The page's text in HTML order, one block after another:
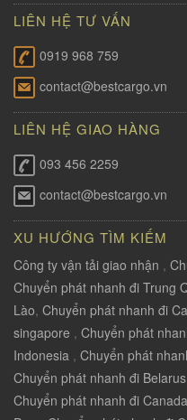
LIÊN HỆ TƯ VẤN
0919 968 759
contact@bestcargo.vn
LIÊN HỆ GIAO HÀNG
093 456 2259
contact@bestcargo.vn
XU HƯỚNG TÌM KIẾM
Công ty vận tải giao nhận ,
Chuyển phát nhanh đi Trung
Lào, Chuyển phát nhanh đi
singapore , Chuyển phát
Indonesia , Chuyển phát
Chuyển phát nhanh đi Belarus
Chuyển phát nhanh đi Canada